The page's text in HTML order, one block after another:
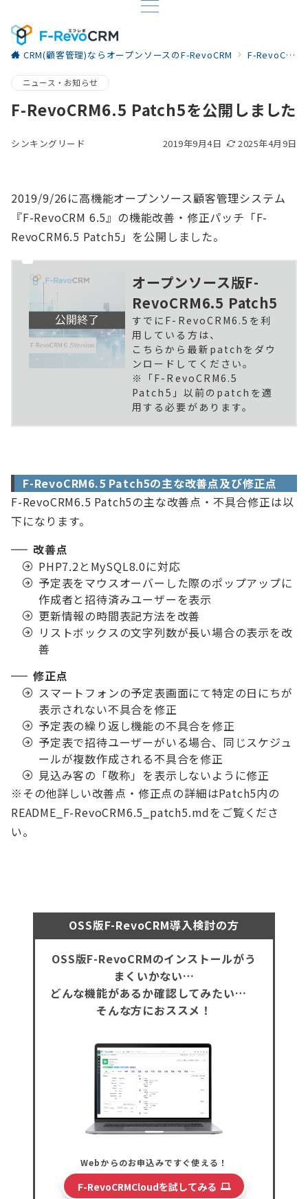
CRM(顧客管理)ならオープンソースのF-RevoCRM F-RevoCRM お役立ち情報
ニュース・お知らせ
F-RevoCRM6.5 Patch5を公開しました
2019年9月4日 2025年4月9日
シンキングリード
2019/9/26に高機能オープンソース顧客管理システム
『F-RevoCRM 6.5』の機能改善・修正パッチ「F-
RevoCRM6.5 Patch5」を公開しました。
オープンソース版F-
RevoCRM6.5 Patch5
すでにF-RevoCRM6.5を利
用している方は、
こちらから最新patchをダウ
ンロードしてください。
※「F-RevoCRM6.5
Patch5」以前のpatchを適
用する必要があります。
F-RevoCRM6.5 Patch5の主な改善点及び修正点
F-RevoCRM6.5 Patch5の主な改善点・不具合修正は以
下になります。
改善点
PHP7.2とMySQL8.0に対応
予定表をマウスオーバーした際のポップアップに
作成者と招待済みユーザーを表示
更新情報の時間表記方法を改善
リストボックスの文字列数が長い場合の表示を改
善
修正点
スマートフォンの予定表画面にて特定の日にちが
表示されない不具合を修正
予定表の繰り返し機能の不具合を修正
予定表で招待ユーザーがいる場合、同じスケジュ
ールが複数作成される不具合を修正
見込み客の「敬称」を表示しないように修正
※その他詳しい改善点・修正点の詳細はPatch5内の
README_F-RevoCRM6.5_patch5.mdをご覧くださ
い。
OSS版F-RevoCRM導入検討の方
OSS版F-RevoCRMのインストールがう
まくいかない…
どんな機能があるか確認してみたい…
そんな方におススメ！
Webからのお申込みですぐ使える！
F-RevoCRMCloudを試してみる